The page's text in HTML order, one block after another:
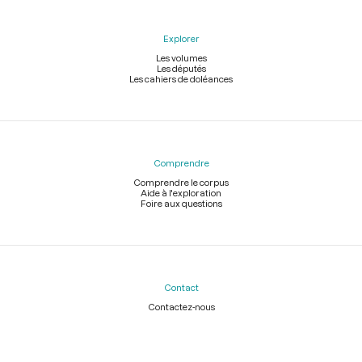
Explorer
Les volumes
Les députés
Les cahiers de doléances
Comprendre
Comprendre le corpus
Aide à l'exploration
Foire aux questions
Contact
Contactez-nous